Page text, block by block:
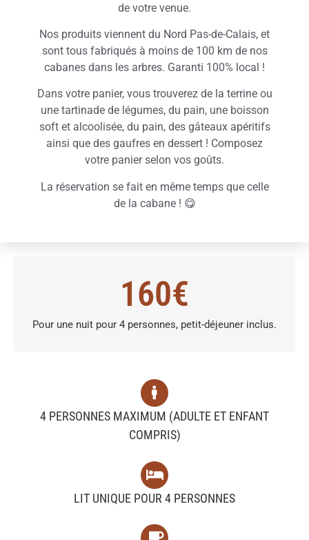
de votre venue.
Nos produits viennent du Nord Pas-de-Calais, et
sont tous fabriqués à moins de 100 km de nos
cabanes dans les arbres. Garanti 100% local !
Dans votre panier, vous trouverez de la terrine ou
une tartinade de légumes, du pain, une boisson
soft et alcoolisée, du pain, des gâteaux apéritifs
ainsi que des gaufres en dessert ! Composez
votre panier selon vos goûts.
La réservation se fait en même temps que celle
de la cabane ! 😋
160€
Pour une nuit pour 4 personnes, petit-déjeuner inclus.
4 PERSONNES MAXIMUM (ADULTE ET ENFANT
COMPRIS)
LIT UNIQUE POUR 4 PERSONNES